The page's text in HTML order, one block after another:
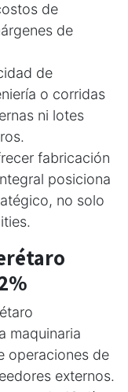
de
de
de
o corridas
ni lotes
fabricación
posiciona
no solo
maquinaria
operaciones de
externos.